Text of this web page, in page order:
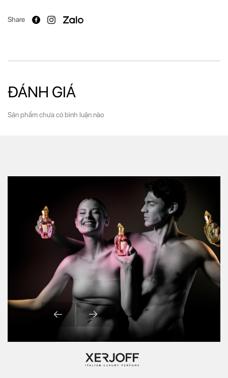
: Ý
Share
ĐÁNH GIÁ
Sản phẩm chưa có bình luận nào